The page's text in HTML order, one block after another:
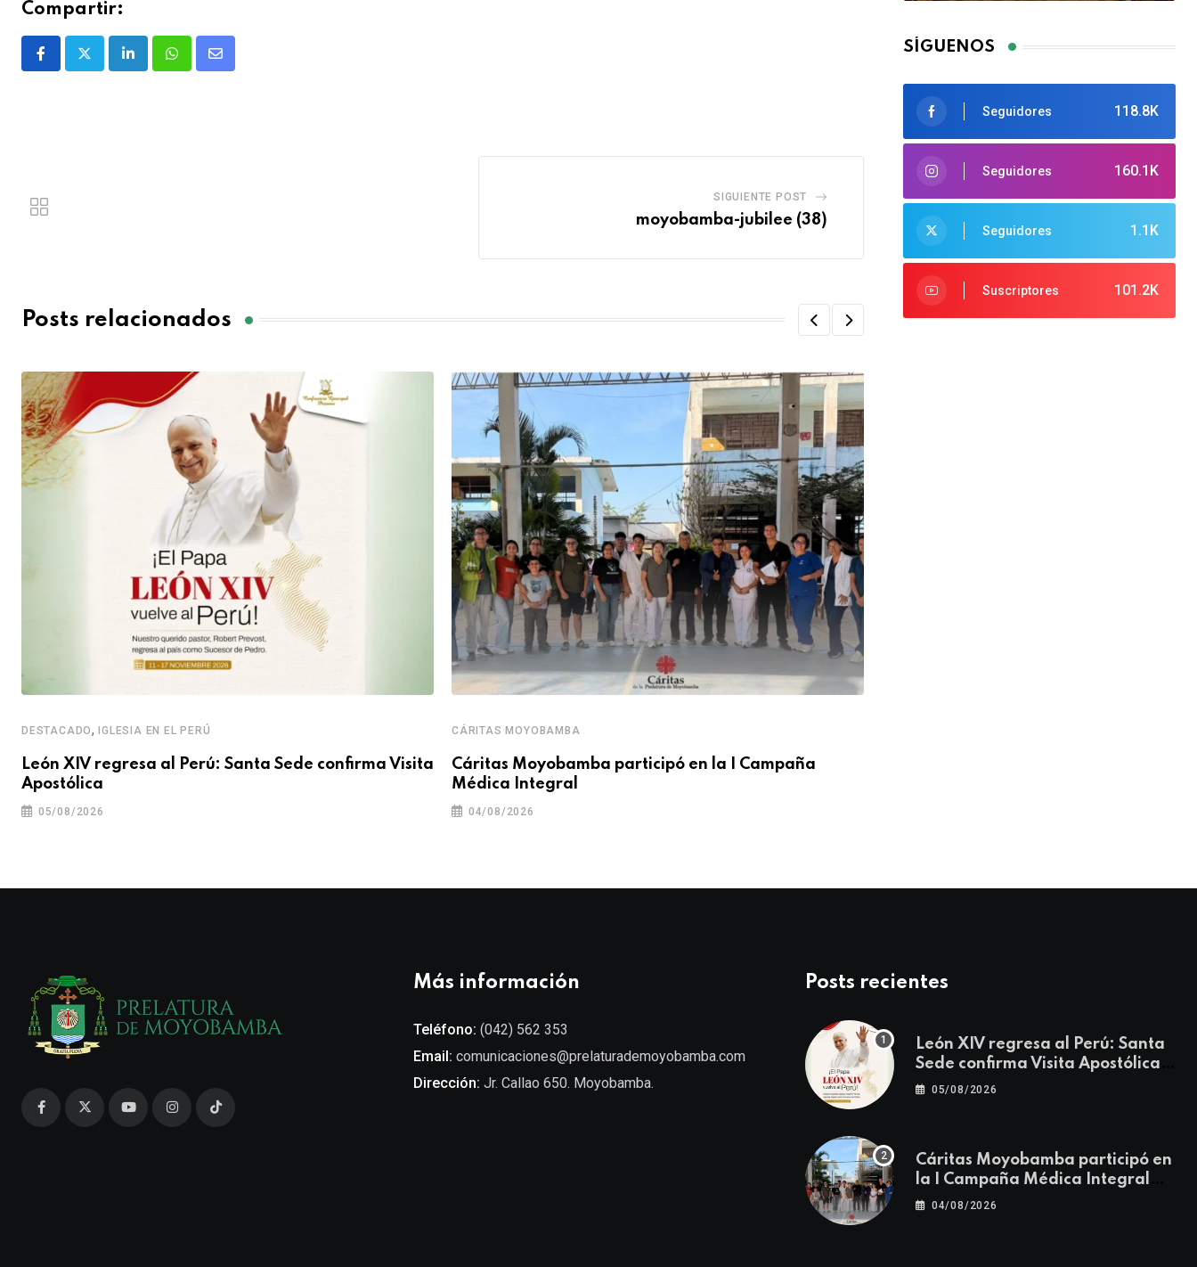
Compartir:
SIGUIENTE POST
moyobamba-jubilee (38)
Posts relacionados
DESTACADO,IGLESIA EN EL PERÚ
León XIV regresa al Perú: Santa Sede confirma Visita
Apostólica
05/08/2026
CÁRITAS MOYOBAMBA
Cáritas Moyobamba participó en la I Campaña
Médica Integral
04/08/2026
SÍGUENOS
118.8K
Seguidores
160.1K
Seguidores
1.1K
Seguidores
101.2K
Suscriptores
Más información
Teléfono: (042) 562 353
Email: comunicaciones@prelaturademoyobamba.com
Dirección: Jr. Callao 650. Moyobamba.
Posts recientes
León XIV regresa al Perú: Santa
Sede confirma Visita Apostólica
del 11 al 17 de noviembre
05/08/2026
Cáritas Moyobamba participó en
la I Campaña Médica Integral
Gratuita llevando salud y
04/08/2026